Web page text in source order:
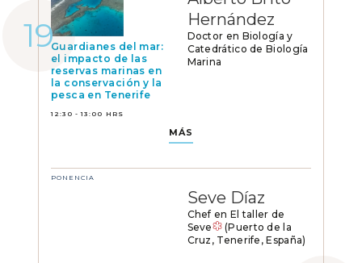
Guardianes del mar:
el impacto de las
reservas marinas en
la conservación y la
pesca en Tenerife
12:30 - 13:00 HRS
Hernández
Doctor en Biología y
Catedrático de Biología
Marina
MÁS
PONENCIA
Seve Díaz
Chef en El taller de
Seve
(Puerto de la
Cruz, Tenerife, España)